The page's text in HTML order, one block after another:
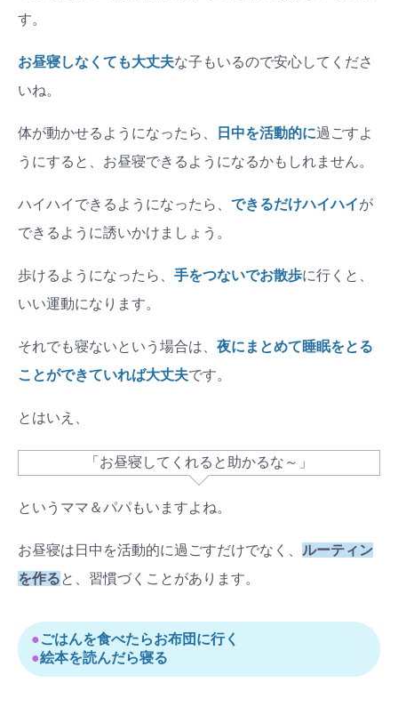
す。
お昼寝しなくても大丈夫な子もいるので安心してくださ
いね。
体が動かせるようになったら、 日中を活動的に過ごすよ
うにすると、お昼寝できるようになるかもしれません。
ハイハイできるようになったら、 できるだけハイハイが
できるように誘いかけましょう。
歩けるようになったら、 手をつないでお散歩に行くと、
いい運動になります。
それでも寝ないという場合は、 夜にまとめて睡眠をとる
ことができていれば大丈夫です。
とはいえ、
「お昼寝してくれると助かるな～」
というママ＆パパもいますよね。
お昼寝は日中を活動的に過ごすだけでなく、 ルーティン
を作ると、習慣づくことがあります。
●ごはんを食べたらお布団に行く
●絵本を読んだら寝る
プレゼント&
キャンペーン